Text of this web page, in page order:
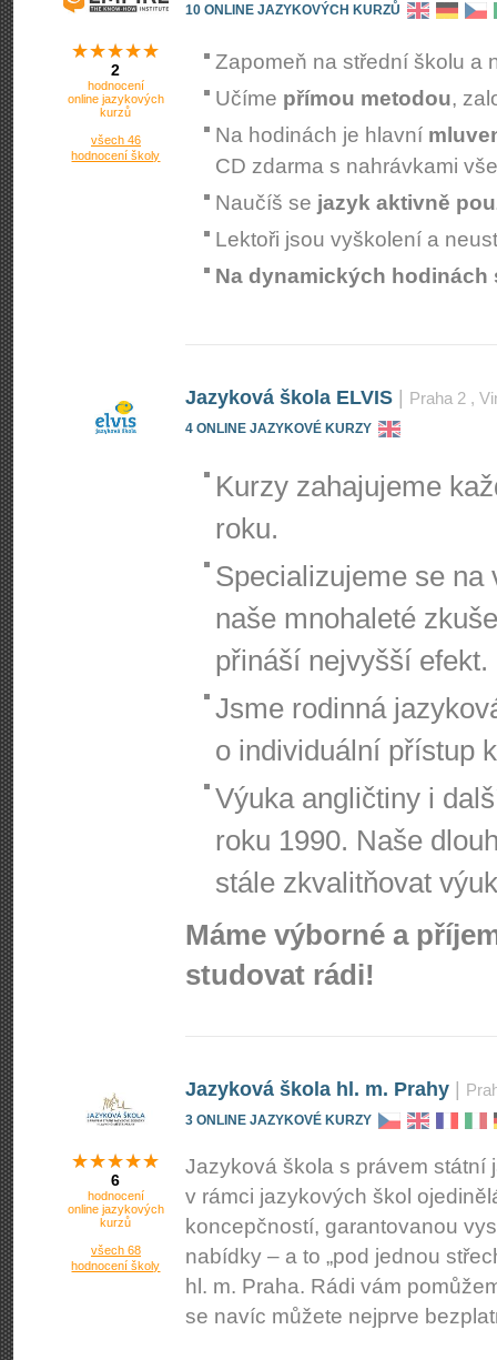
10 ONLINE JAZYKOVÝCH KURZŮ
2
hodnocení
online jazykových
kurzů
všech 46
hodnocení školy
Zapomeň na střední školu a
Učíme přímou metodou,
Na hodinách je hlavní
CD zdarma s nahrávkami
Naučíš se jazyk aktivně
Lektoři jsou vyškolení a
Na dynamických
Jazyková škola ELVIS Praha 2 ,
4 ONLINE JAZYKOVÉ KURZY
Kurzy zahajujeme
roku.
Specializujeme se na
naše mnohaleté
přináší nejvyšší efekt.
Jsme rodinná
o individuální přístup
Výuka angličtiny i
roku 1990. Naše
stále zkvalitňovat
Máme výborné a
studovat rádi!
Jazyková škola hl. m. Prahy
3 ONLINE JAZYKOVÉ KURZY
6
hodnocení
online jazykových
kurzů
všech 68
hodnocení školy
Jazyková škola s právem státní
v rámci jazykových škol
koncepčností, garantovanou
nabídky – a to „pod jednou
hl. m. Praha. Rádi vám
se navíc můžete nejprve